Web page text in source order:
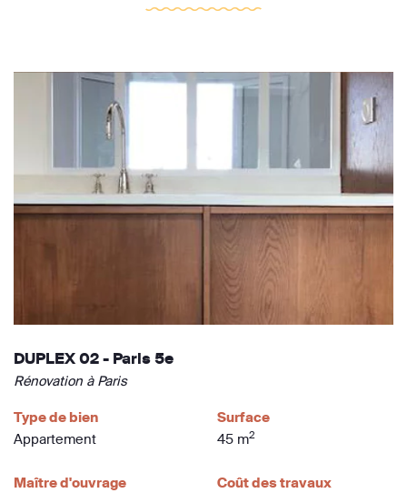
DUPLEX 02 - Paris 5e
Rénovation à Paris
Type de bien
Appartement
Surface
45 m2
Maître d'ouvrage
Coût des travaux